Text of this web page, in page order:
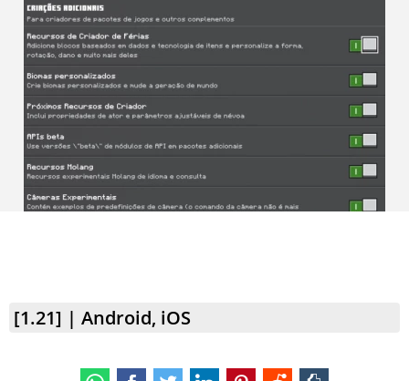
mejorar las imágenes del juego.
Se solucionó un problema con el movimiento del barco,
lo que proporciona un juego más fluido.
Se han realizado correcciones concertadas a los errores
del sable láser Jedi, lo que hace que el combate sea aún
más emocionante.
[1.21] | Android, iOS